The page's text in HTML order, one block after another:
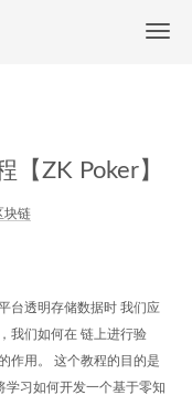
ZK Poker】
块链
台透明存储数据时 我们应
我们如何在 链上进行验
作用。 这个教程的目的是
学习如何开发一个基于零知